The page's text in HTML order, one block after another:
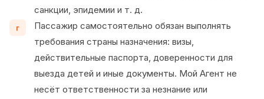
санкции, эпидемии и т. д.
г
Пассажир самостоятельно обязан выполнять
требования страны назначения: визы,
действительные паспорта, доверенности для
выезда детей и иные документы. Мой Агент не
несёт ответственности за незнание или